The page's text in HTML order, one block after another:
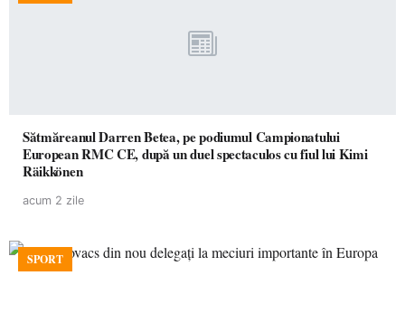
Sătmăreanul Darren Betea, pe podiumul Campionatului
European RMC CE, după un duel spectaculos cu fiul lui Kimi
Räikkönen
acum 2 zile
SPORT